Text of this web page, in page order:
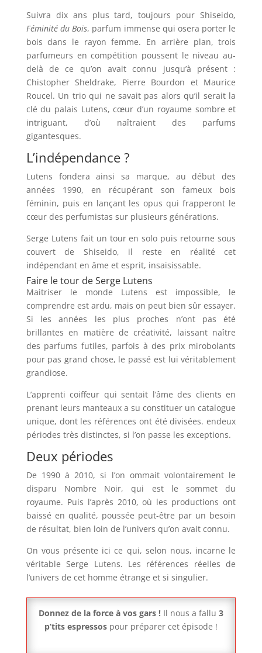
Suivra dix ans plus tard, toujours pour Shiseido,
Féminité du Bois, parfum immense qui osera porter le
bois dans le rayon femme. En arrière plan, trois
parfumeurs en compétition poussent le niveau au-
delà de ce qu’on avait connu jusqu’à présent :
Chistopher Sheldrake, Pierre Bourdon et Maurice
Roucel. Un trio qui ne savait pas alors qu’il serait la
clé du palais Lutens, cœur d’un royaume sombre et
intriguant, d’où naîtraient des parfums
gigantesques.
L’indépendance ?
Lutens fondera ainsi sa marque, au début des
années 1990, en récupérant son fameux bois
féminin, puis en lançant les opus qui frapperont le
cœur des perfumistas sur plusieurs générations.
Serge Lutens fait un tour en solo puis retourne sous
couvert de Shiseido, il reste en réalité cet
indépendant en âme et esprit, insaisissable.
Faire le tour de Serge Lutens
Maitriser le monde Lutens est impossible, le
comprendre est ardu, mais on peut bien sûr essayer.
Si les années les plus proches n’ont pas été
brillantes en matière de créativité, laissant naître
des parfums futiles, parfois à des prix mirobolants
pour pas grand chose, le passé est lui véritablement
grandiose.
L’apprenti coiffeur qui sentait l’âme des clients en
prenant leurs manteaux a su constituer un catalogue
unique, dont les références ont été divisées. endeux
périodes très distinctes, si l’on passe les exceptions.
Deux périodes
De 1990 à 2010, si l’on ommait volontairement le
disparu Nombre Noir, qui est le sommet du
royaume. Puis l’après 2010, où les productions ont
baissé en qualité, poussée peut-être par un besoin
de résultat, bien loin de l’univers qu’on avait connu.
On vous présente ici ce qui, selon nous, incarne le
véritable Serge Lutens. Les références réelles de
l’univers de cet homme étrange et si singulier.
Donnez de la force à vos gars !Il nous a fallu 3
p’tits espressos pour préparer cet épisode !